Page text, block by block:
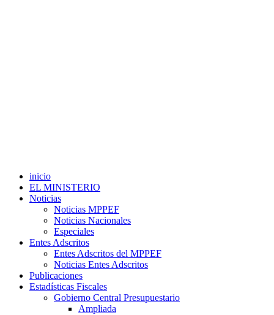
inicio
EL MINISTERIO
Noticias
Noticias MPPEF
Noticias Nacionales
Especiales
Entes Adscritos
Entes Adscritos del MPPEF
Noticias Entes Adscritos
Publicaciones
Estadísticas Fiscales
Gobierno Central Presupuestario
Ampliada